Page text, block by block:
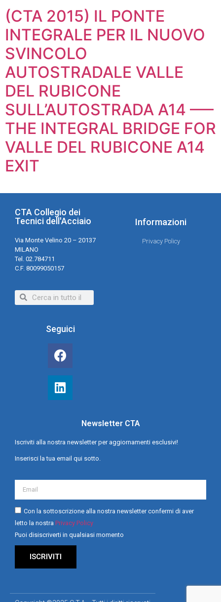
(CTA 2015) IL PONTE
INTEGRALE PER IL NUOVO
SVINCOLO
AUTOSTRADALE VALLE
DEL RUBICONE
SULL’AUTOSTRADA A14 —–
THE INTEGRAL BRIDGE FOR
VALLE DEL RUBICONE A14
EXIT
CTA Collegio dei
Tecnici dell'Acciaio
Via Monte Velino 20 – 20137
MILANO
Tel. 02.784711
C.F. 80099050157
Informazioni
Privacy Policy
Seguici
Newsletter CTA
Iscriviti alla nostra newsletter per aggiornamenti esclusivi!
Inserisci la tua email qui sotto.
Con la sottoscrizione alla nostra newsletter confermi di aver
letto la nostra Privacy Policy
Puoi disiscriverti in qualsiasi momento
ISCRIVITI